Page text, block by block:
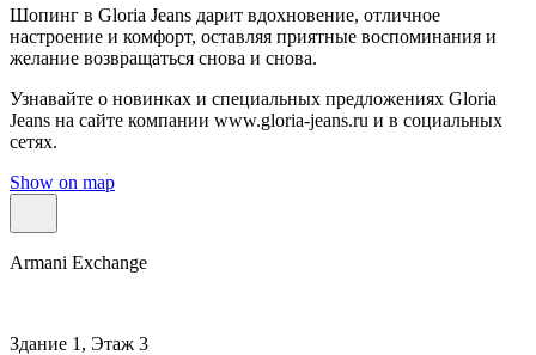
Шопинг в Gloria Jeans дарит вдохновение, отличное
настроение и комфорт, оставляя приятные воспоминания и
желание возвращаться снова и снова.
Узнавайте о новинках и специальных предложениях Gloria
Jeans на сайте компании www.gloria-jeans.ru и в социальных
сетях.
Show on map
Armani Exchange
Здание 1, Этаж 3